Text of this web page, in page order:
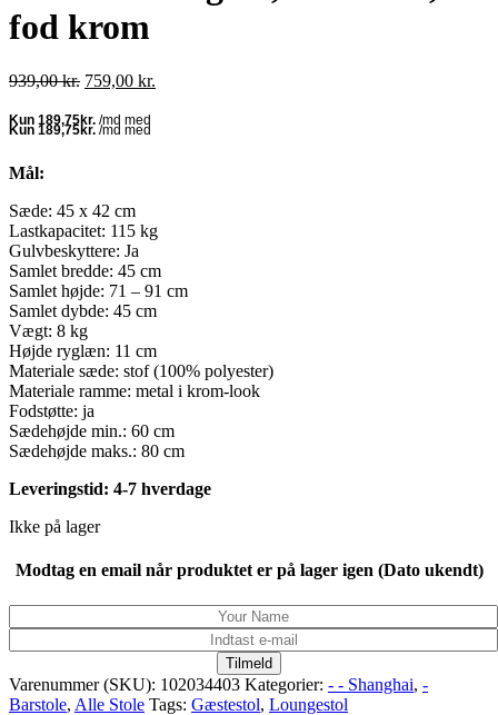
fod krom
939,00kr. Den
pris
var:
759,00 kr.
Mål:
Sæde: 45 x 42 cm
Lastkapacitet: 115 kg
Gulvbeskyttere: Ja
Samlet bredde: 45 cm
Samlet højde: 71 – 91 cm
Samlet dybde: 45 cm
Vægt: 8 kg
Højde ryglæn: 11 cm
Materiale sæde: stof (100% polyester)
Materiale ramme: metal i krom-look
Fodstøtte: ja
Sædehøjde min.: 60 cm
Sædehøjde maks.: 80 cm
Leveringstid: 4-7 hverdage
Ikke på lager
Modtag en email når produktet er på lager igen (Dato ukendt)
Tilmeld
Varenummer (SKU): 102034403 Kategorier: - - Shanghai, -
Barstole, Alle Stole Tags: Gæstestol, Loungestol